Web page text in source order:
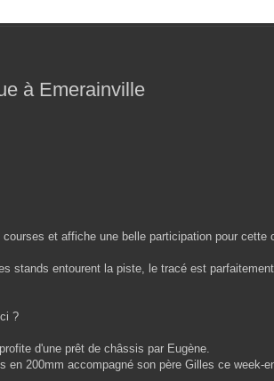
à Emerainville
et affiche une belle participation pour cette
stands entourent la piste, le tracé est
?
d'une prêt de châssis par Eugène.
en 200mm accompagné son père Gilles ce